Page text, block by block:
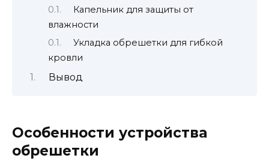
Капельник для защиты от
влажности
Укладка обрешетки для гибкой
кровли
Вывод
Особенности устройства
обрешетки